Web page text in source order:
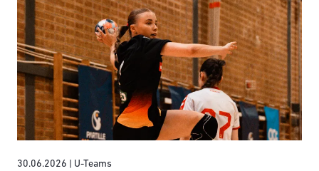
30.06.2026 | U-Teams